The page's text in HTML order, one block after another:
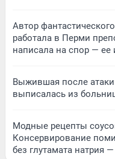
Автор
работала в Перми
написала на спор — ее
Выжившая после атаки
выписалась из
Модные рецепты
Консервирование
без глутамата натрия